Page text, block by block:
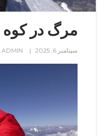
مرگ در کوه
سپتامبر 6, 2025 ADMIN